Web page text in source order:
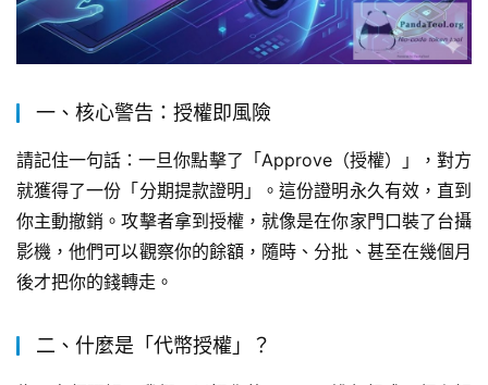
一、核心警告：授權即風險
請記住一句話：一旦你點擊了「Approve（授權）」，對方
就獲得了一份「分期提款證明」。這份證明永久有效，直到
你主動撤銷。攻擊者拿到授權，就像是在你家門口裝了台攝
影機，他們可以觀察你的餘額，隨時、分批、甚至在幾個月
後才把你的錢轉走。
二、什麼是「代幣授權」？